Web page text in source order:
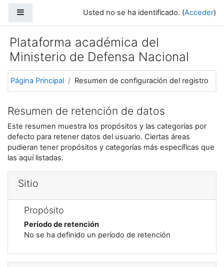
Usted no se ha identificado. (Acceder)
Plataforma académica del
Ministerio de Defensa Nacional
Página Principal Resumen de configuración del registro
Resumen de retención de datos
Este resumen muestra los propósitos y las categorías por
defecto para retener datos del usuario. Ciertas áreas
pudieran tener propósitos y categorías más específicas que
las aquí listadas.
Sitio
Propósito
Período de retención
No se ha definido un período de retención